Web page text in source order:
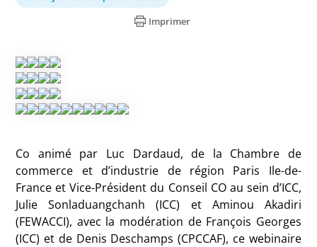
Imprimer
Co animé par Luc Dardaud, de la Chambre de
commerce et d’industrie de région Paris Ile-de-
France et Vice-Président du Conseil CO au sein d’ICC,
Julie Sonladuangchanh (ICC) et Aminou Akadiri
(FEWACCI), avec la modération de François Georges
(ICC) et de Denis Deschamps (CPCCAF), ce webinaire